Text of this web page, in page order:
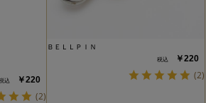
￥220
(2)
ＢＥＬＬＰＩＮ
￥220
(2)